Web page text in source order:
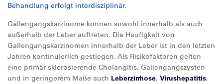
Behandlung erfolgt interdisziplinär.
Gallengangskarzinome können sowohl innerhalb als auch
außerhalb der Leber auftreten. Die Häufigkeit von
Gallengangskarzinomen innerhalb der Leber ist in den letzten
Jahren kontinuierlich gestiegen. Als Risikofaktoren gelten
eine primär sklerosierende Cholangitis, Gallengangszysten
und in geringerem Maße auch Leberzirrhose, Virushepatitis,